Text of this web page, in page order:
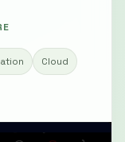
Cloud